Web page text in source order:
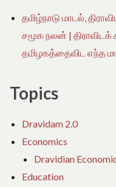
தமிழ்நாடு மாடல்,
சமூக நலன் | திராவிடக்
தமிழகத்தைவிட எந்த
Topics
Dravidam 2.0
Economics
Dravidian
Education